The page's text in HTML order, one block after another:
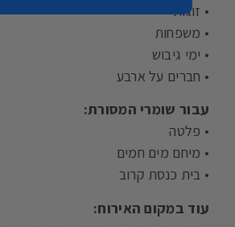
• זוגות
• משפחות
• ימי גיבוש
• חברים על ארבע
עבור שומרי המסורת:
• פלטה
• מיחם מים חמים
• בית כנסת קרוב
עוד במקום האירוח: